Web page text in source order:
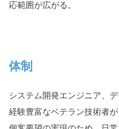
応範囲が広がる。
体制
システム開発エンジニア、
経験豊富なベテラン技術者が